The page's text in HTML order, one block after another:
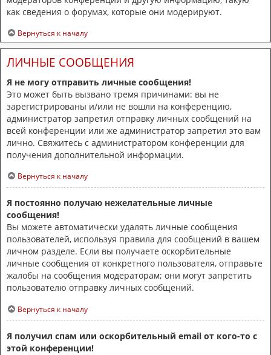
как сведения о форумах, которые они модерируют.
Вернуться к началу
ЛИЧНЫЕ СООБЩЕНИЯ
Я не могу отправить личные сообщения!
Это может быть вызвано тремя причинами: вы не
зарегистрированы и/или не вошли на конференцию,
администратор запретил отправку личных сообщений на
всей конференции или же администратор запретил это вам
лично. Свяжитесь с администратором конференции для
получения дополнительной информации.
Вернуться к началу
Я постоянно получаю нежелательные личные
сообщения!
Вы можете автоматически удалять личные сообщения
пользователей, используя правила для сообщений в вашем
личном разделе. Если вы получаете оскорбительные
личные сообщения от конкретного пользователя, отправьте
жалобы на сообщения модераторам; они могут запретить
пользователю отправку личных сообщений.
Вернуться к началу
Я получил спам или оскорбительный email от кого-то с
этой конференции!